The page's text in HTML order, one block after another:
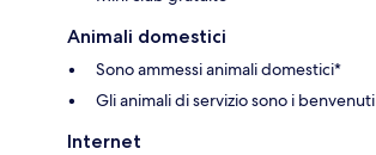
Animali domestici
Sono ammessi animali domestici*
Gli animali di servizio sono i benvenuti
Internet